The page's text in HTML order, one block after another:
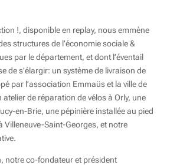
!, disponible en replay, nous emmène
structures de l’économie sociale &
par le département, et dont l’éventail
de s’élargir: un système de livraison de
par l’association Emmaüs et la ville de
atelier de réparation de vélos à Orly, une
en-Brie, une pépinière installée au pied
Villeneuve-Saint-Georges, et notre
notre co-fondateur et président